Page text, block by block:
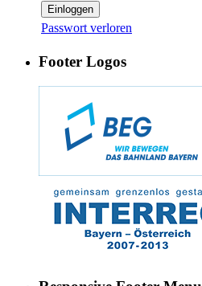
Einloggen
Passwort verloren
Footer Logos